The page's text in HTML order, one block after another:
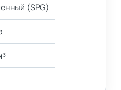
(SPG)